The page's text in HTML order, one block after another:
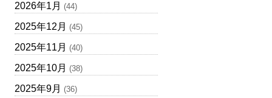
2026年1月 (44)
2025年12月 (45)
2025年11月 (40)
2025年10月 (38)
2025年9月 (36)